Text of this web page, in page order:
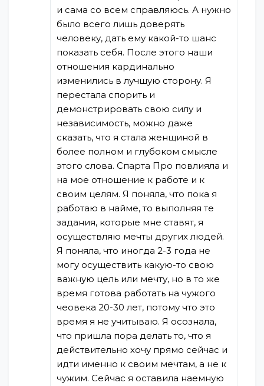
и сама со всем справляюсь. А нужно
было всего лишь доверять
человеку, дать ему какой-то шанс
показать себя. После этого наши
отношения кардинально
изменились в лучшую сторону. Я
перестала спорить и
демонстрировать свою силу и
независимость, можно даже
сказать, что я стала женщиной в
более полном и глубоком смысле
этого слова. Спарта Про повлияла и
на мое отношение к работе и к
своим целям. Я поняла, что пока я
работаю в найме, то выполняя те
задания, которые мне ставят, я
осуществляю мечты других людей.
Я поняла, что иногда 2-3 года не
могу осуществить какую-то свою
важную цель или мечту, но в то же
время готова работать на чужого
чеовека 20-30 лет, потому что это
время я не учитываю. Я осознала,
что пришла пора делать то, что я
действительно хочу прямо сейчас и
идти именно к своим мечтам, а не к
чужим. Сейчас я оставила наемную